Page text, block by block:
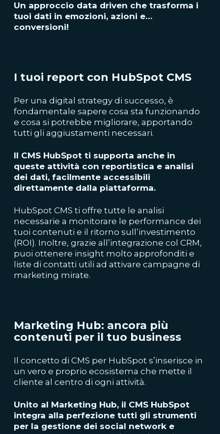
Un approccio data driven che trasforma i
tuoi dati in emozioni, azioni e…
conversioni!
I tuoi report con HubSpot CMS
Per una digital strategy di successo, è
fondamentale sapere cosa sta funzionando
e cosa si potrebbe migliorare, apportando
tutti gli aggiustamenti necessari.
Il CMS HubSpot ti supporta anche in
queste attività con reportistica e analisi
dei dati, facilmente accessibili
direttamente dalla piattaforma.
HubSpot CMS ti offre tutte le analisi
necessarie a monitorare le performance dei
tuoi contenuti e il ritorno sull’investimento
(ROI). Inoltre, grazie all’integrazione col CRM,
puoi ottenere insight molto approfonditi e
liste di contatti utili ad attivare campagne di
marketing mirate.
Marketing Hub: ancora più
contenuti per il tuo business
Il concetto di CMS per HubSpot s’inserisce in
un vero e proprio ecosistema che mette il
cliente al centro di ogni attività.
Unito al Marketing Hub, il CMS HubSpot
integra alla perfezione tutti gli strumenti
per la gestione dei social network e